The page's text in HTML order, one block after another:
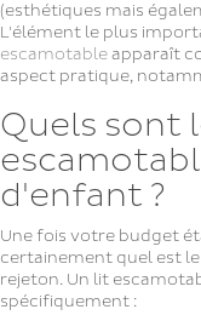
(esthétiques mais
L'élément le plus
escamotableapparaît
aspect pratique,
Quels sont
d'enfant ?
Une fois votre budget
certainement quel est
rejeton. Un lit
spécifiquement :